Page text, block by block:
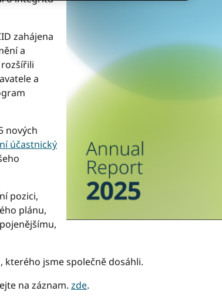
zahájena
a
a
nových
účastnický
pozici,
plánu,
kterého jsme společně dosáhli.
na záznam. zde.